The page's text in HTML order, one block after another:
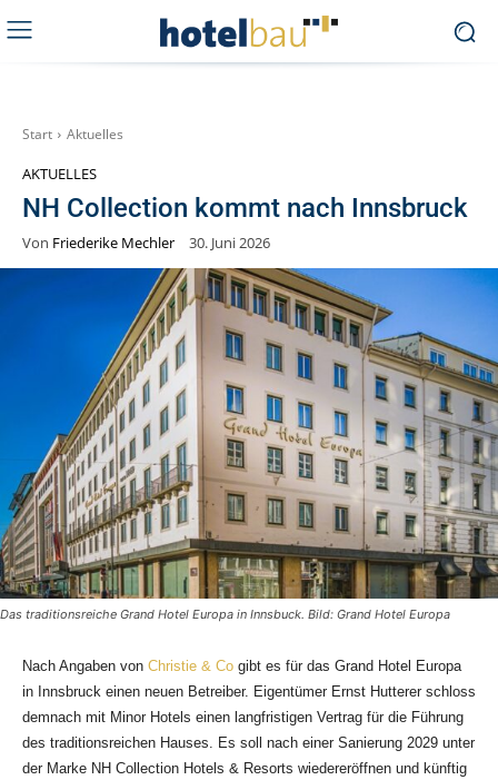
Start Aktuelles
AKTUELLES
NH Collection kommt nach Innsbruck
Von Friederike Mechler 30. Juni 2026
Das traditionsreiche Grand Hotel Europa in Innsbuck. Bild: Grand Hotel Europa
Nach Angaben von Christie & Co gibt es für das Grand Hotel Europa
in Innsbruck einen neuen Betreiber. Eigentümer Ernst Hutterer schloss
demnach mit Minor Hotels einen langfristigen Vertrag für die Führung
des traditionsreichen Hauses. Es soll nach einer Sanierung 2029 unter
der Marke NH Collection Hotels & Resorts wiedereröffnen und künftig